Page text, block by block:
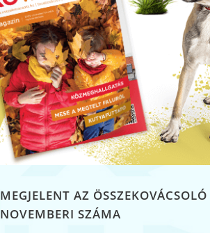
MEGJELENT AZ
NOVEMBERI SZÁMA